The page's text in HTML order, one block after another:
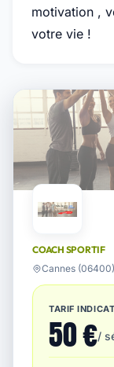
motivation ,
votre vie !
COACH SPORTIF
Cannes (06400)
TARIF
50 €/